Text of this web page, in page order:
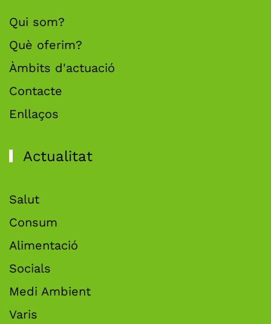
Qui som?
Què oferim?
Àmbits d'actuació
Contacte
Enllaços
Actualitat
Salut
Consum
Alimentació
Socials
Medi Ambient
Varis